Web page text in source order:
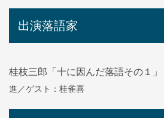
出演落語家
桂枝三郎「十に因んだ落語その１
進 ／ゲスト：桂雀喜